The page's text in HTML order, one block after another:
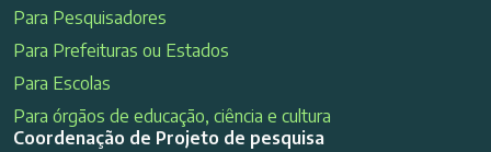
Para Pesquisadores
Para Prefeituras ou Estados
Para Escolas
Para órgãos de educação, ciência e cultura
Coordenação de Projeto de pesquisa